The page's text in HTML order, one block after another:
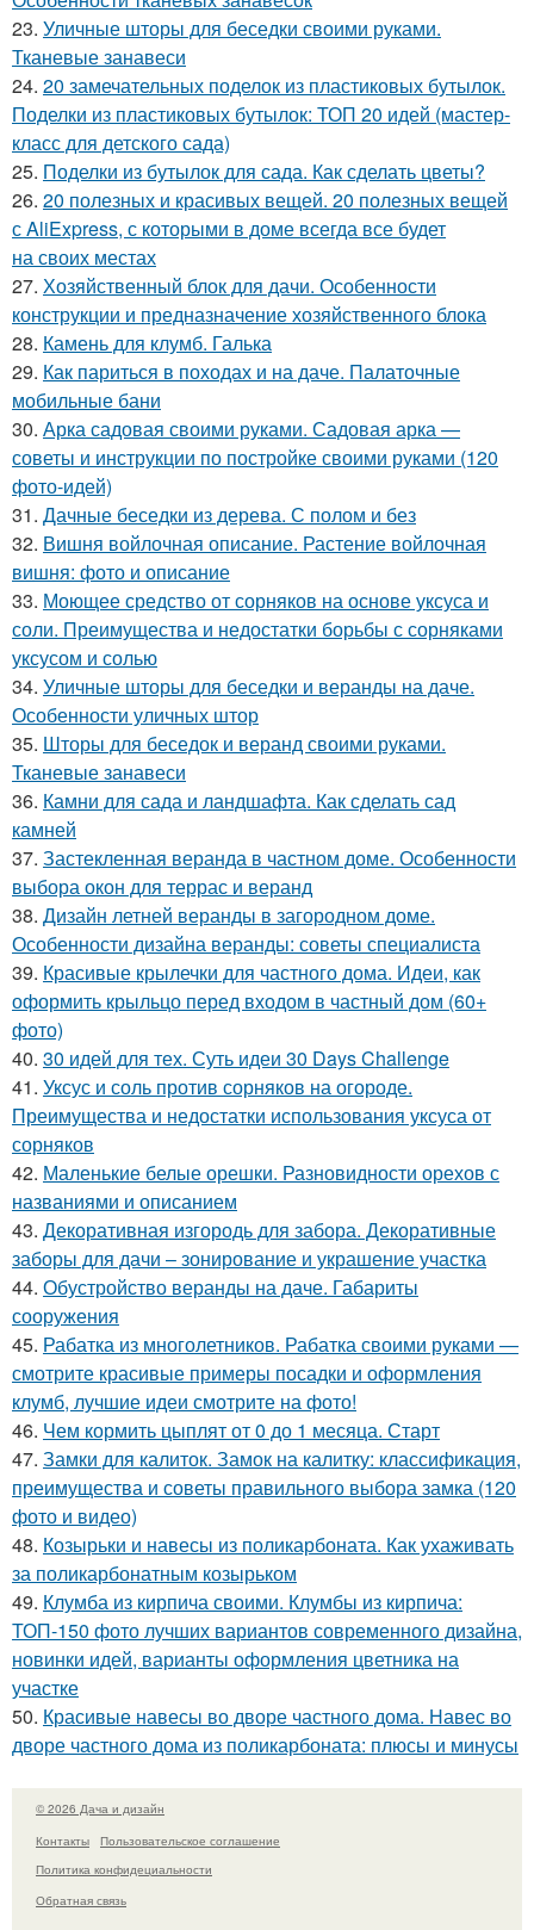
23. Уличные шторы для беседки своими руками.
Тканевые занавеси
24. 20 замечательных поделок из пластиковых бутылок.
Поделки из пластиковых бутылок: ТОП 20 идей (мастер-
класс для детского сада)
25. Поделки из бутылок для сада. Как сделать цветы?
26. 20 полезных и красивых вещей. 20 полезных вещей
с AliExpress, с которыми в доме всегда все будет
на своих местах
27. Хозяйственный блок для дачи. Особенности
конструкции и предназначение хозяйственного блока
28. Камень для клумб. Галька
29. Как париться в походах и на даче. Палаточные
мобильные бани
30. Арка садовая своими руками. Садовая арка —
советы и инструкции по постройке своими руками (120
фото-идей)
31. Дачные беседки из дерева. С полом и без
32. Вишня войлочная описание. Растение войлочная
вишня: фото и описание
33. Моющее средство от сорняков на основе уксуса и
соли. Преимущества и недостатки борьбы с сорняками
уксусом и солью
34. Уличные шторы для беседки и веранды на даче.
Особенности уличных штор
35. Шторы для беседок и веранд своими руками.
Тканевые занавеси
36. Камни для сада и ландшафта. Как сделать сад
камней
37. Застекленная веранда в частном доме. Особенности
выбора окон для террас и веранд
38. Дизайн летней веранды в загородном доме.
Особенности дизайна веранды: советы специалиста
39. Красивые крылечки для частного дома. Идеи, как
оформить крыльцо перед входом в частный дом (60+
фото)
40. 30 идей для тех. Суть идеи 30 Days Challenge
41. Уксус и соль против сорняков на огороде.
Преимущества и недостатки использования уксуса от
сорняков
42. Маленькие белые орешки. Разновидности орехов с
названиями и описанием
43. Декоративная изгородь для забора. Декоративные
заборы для дачи – зонирование и украшение участка
44. Обустройство веранды на даче. Габариты
сооружения
45. Рабатка из многолетников. Рабатка своими руками —
смотрите красивые примеры посадки и оформления
клумб, лучшие идеи смотрите на фото!
46. Чем кормить цыплят от 0 до 1 месяца. Старт
47. Замки для калиток. Замок на калитку: классификация,
преимущества и советы правильного выбора замка (120
фото и видео)
48. Козырьки и навесы из поликарбоната. Как ухаживать
за поликарбонатным козырьком
49. Клумба из кирпича своими. Клумбы из кирпича:
ТОП-150 фото лучших вариантов современного дизайна,
новинки идей, варианты оформления цветника на
участке
50. Красивые навесы во дворе частного дома. Навес во
дворе частного дома из поликарбоната: плюсы и минусы
© 2026 Дача и дизайн
Контакты
Пользовательское соглашение
Политика конфидециальности
Обратная связь